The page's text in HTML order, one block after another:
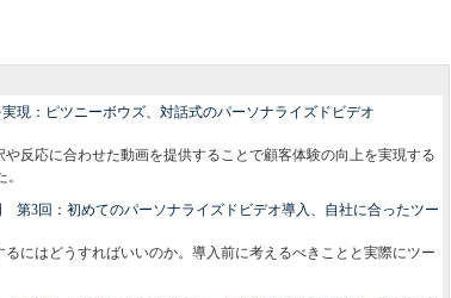
現：ピツニーボウズ、対話式のパーソナライズドビデオ
や反応に合わせた動画を提供することで顧客体験の向上を実現する
第3回：初めてのパーソナライズドビデオ導入、自社に合ったツー
にはどうすればいいのか。導入前に考えるべきことと実際にツー